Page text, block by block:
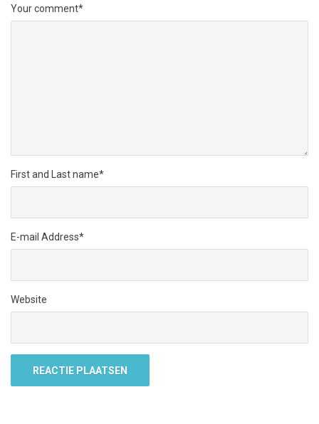
Your comment*
First and Last name*
E-mail Address*
Website